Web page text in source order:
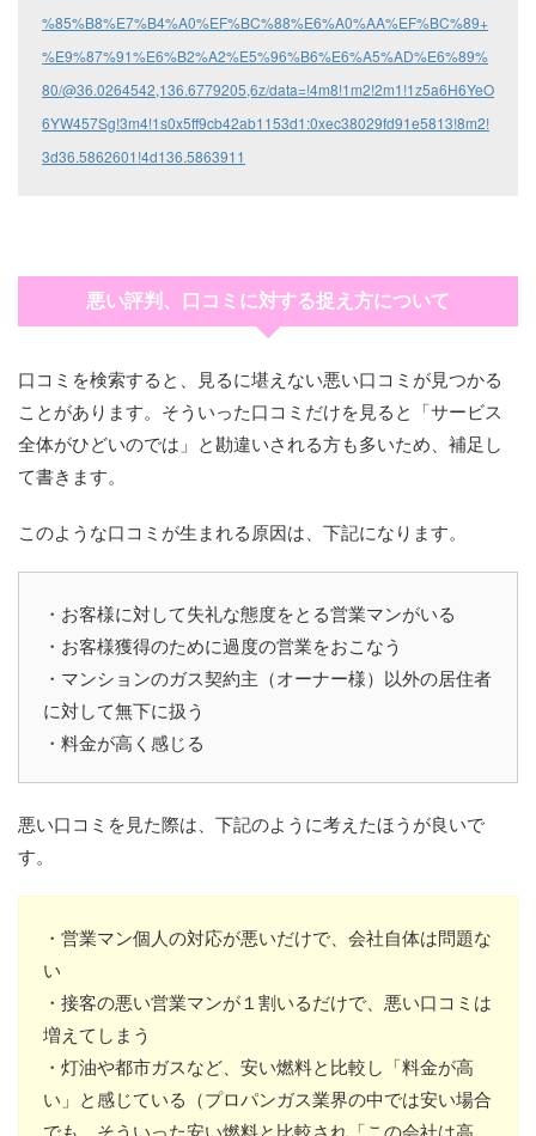
%85%B8%E7%B4%A0%EF%BC%88%E6%A0%AA%EF%BC%89+
%E9%87%91%E6%B2%A2%E5%96%B6%E6%A5%AD%E6%89%
80/@36.0264542,136.6779205,6z/data=!4m8!1m2!2m1!1z5a6H6YeO
6YW457Sg!3m4!1s0x5ff9cb42ab1153d1:0xec38029fd91e5813!8m2!
3d36.5862601!4d136.5863911
悪い評判、口コミに対する捉え方について
口コミを検索すると、見るに堪えない悪い口コミが見つかる
ことがあります。そういった口コミだけを見ると「サービス
全体がひどいのでは」と勘違いされる方も多いため、補足し
て書きます。
このような口コミが生まれる原因は、下記になります。
・お客様に対して失礼な態度をとる営業マンがいる
・お客様獲得のために過度の営業をおこなう
・マンションのガス契約主（オーナー様）以外の居住者
に対して無下に扱う
・料金が高く感じる
悪い口コミを見た際は、下記のように考えたほうが良いで
す。
・営業マン個人の対応が悪いだけで、会社自体は問題な
い
・接客の悪い営業マンが１割いるだけで、悪い口コミは
増えてしまう
・灯油や都市ガスなど、安い燃料と比較し「料金が高
い」と感じている（プロパンガス業界の中では安い場合
でも、そういった安い燃料と比較され「この会社は高